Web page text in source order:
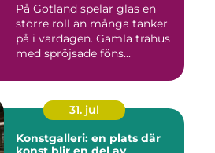
På Gotland spelar glas en
större roll än många tänker
på i vardagen. Gamla trähus
med spröjsade föns...
31. jul
Konstgalleri: en plats där